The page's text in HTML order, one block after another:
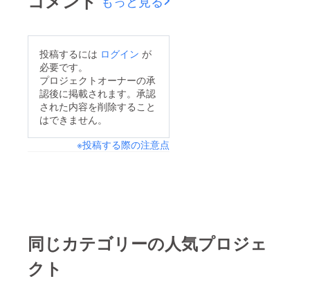
投稿するには ログイン が
必要です。
プロジェクトオーナーの承
認後に掲載されます。承認
された内容を削除すること
はできません。
※投稿する際の注意点
同じカテゴリーの人気プロジェ
クト